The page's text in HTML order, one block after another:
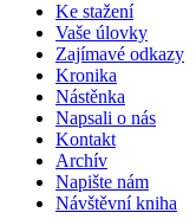
Ke stažení
Vaše úlovky
Zajímavé odkazy
Kronika
Nástěnka
Napsali o nás
Kontakt
Archív
Napište nám
Návštěvní kniha